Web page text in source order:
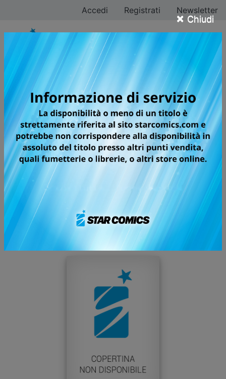
× Chiudi
Accedi Registrati Newsletter
ONE PIECE CAMPUS
LA CIURMA DI CAPPELLO DI PAGLIA
SBARCA FRA I BANCHI DI SCUOLA!
Quando Kobi, durante il primo giorno nella nuova
scuola, si trova nei guai perché il teppista Creek
attacca briga con lui, ecco che entra in scena ii suo
compagno di classe Rufy...! In questa esilarante
commedia scolastica spin-off di ONE PIECE vedremo
personaggi arcinoti fare un gran casino alle medie!
Tutti i fumetti